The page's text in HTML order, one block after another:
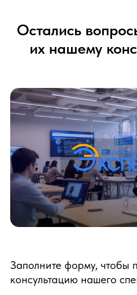
Остались
их нашему
Заполните форму, чтобы
консультацию нашего